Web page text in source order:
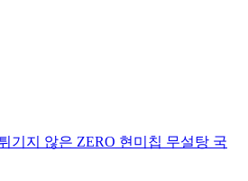
기지 않은 ZERO 현미칩 무설탕 국